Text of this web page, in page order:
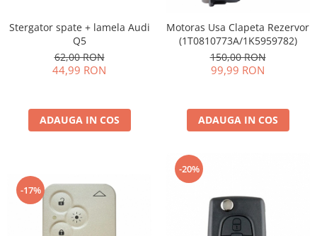
Stergator spate + lamela Audi
Q5
62,00 RON
44,99 RON
ADAUGA IN COS
Motoras Usa Clapeta Rezervor
(1T0810773A/1K5959782)
150,00 RON
99,99 RON
ADAUGA IN COS
-17%
-20%